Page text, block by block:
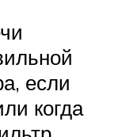
если
когда